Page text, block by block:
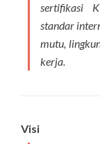
sertifikasi
standar
mutu,
kerja.
Visi